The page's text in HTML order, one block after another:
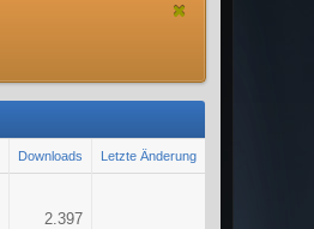
Downloads Letzte Änderung
2.397